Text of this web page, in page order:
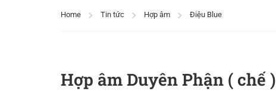
Home Tin tức Hợp âm Điệu Blue
Hợp âm Duyên Phận ( chế )